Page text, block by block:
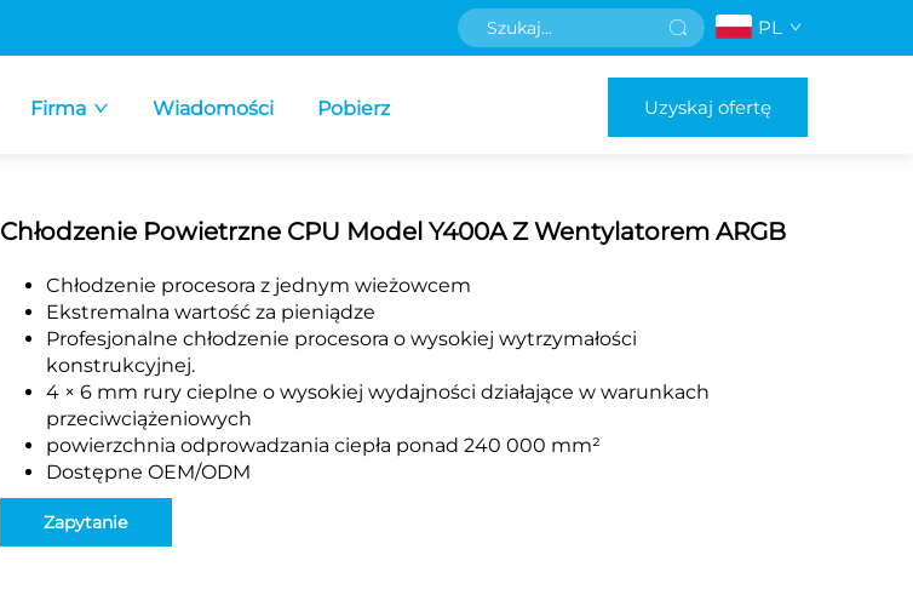
PL
Firma Wiadomości Pobierz Uzyskaj ofertę
Chłodzenie Powietrzne CPU Model Y400A Z Wentylatorem ARGB
Chłodzenie procesora z jednym wieżowcem
Ekstremalna wartość za pieniądze
Profesjonalne chłodzenie procesora o wysokiej wytrzymałości
konstrukcyjnej.
4 × 6 mm rury cieplne o wysokiej wydajności działające w warunkach
przeciwciążeniowych
powierzchnia odprowadzania ciepła ponad 240 000 mm²
Dostępne OEM/ODM
Zapytanie